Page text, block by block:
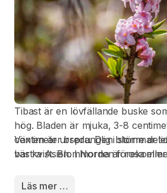
Tibast är en lövfällande buske
hög. Bladen är mjuka, 3-8
centimeter breda. Den blommar
bar kvist. Blommorna är rosa
och har stark, behaglig doft.
Växten är ursprunglig i större
västra Asien. I Norden
Läs mer …